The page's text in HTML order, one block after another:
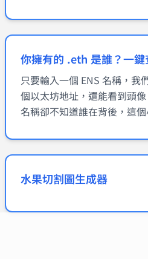
你擁有的 .eth 是誰？一
只要輸入一個 ENS 名稱，我
個以太坊地址，還能看到頭
名稱卻不知道誰在背後，這
水果切割圖生成器